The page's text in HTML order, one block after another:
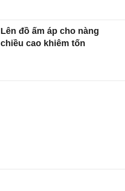
Lên đồ ấm áp cho nàng
chiều cao khiêm tốn